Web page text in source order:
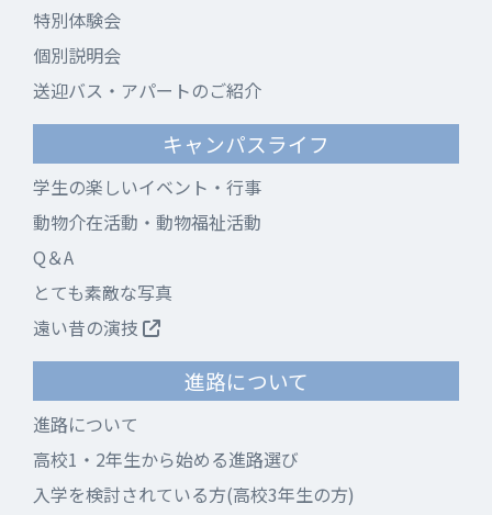
特別体験会
個別説明会
送迎バス・アパートのご紹介
キャンパスライフ
学生の楽しいイベント・行事
動物介在活動・動物福祉活動
Q＆A
とても素敵な写真
遠い昔の演技
進路について
進路について
高校1・2年生から始める進路選び
入学を検討されている方(高校3年生の方)